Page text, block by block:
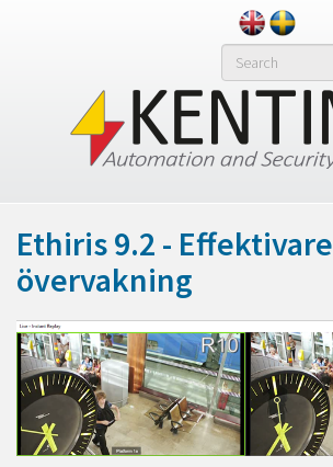
MENY
Ethiris 9.2 - Effektivare
övervakning